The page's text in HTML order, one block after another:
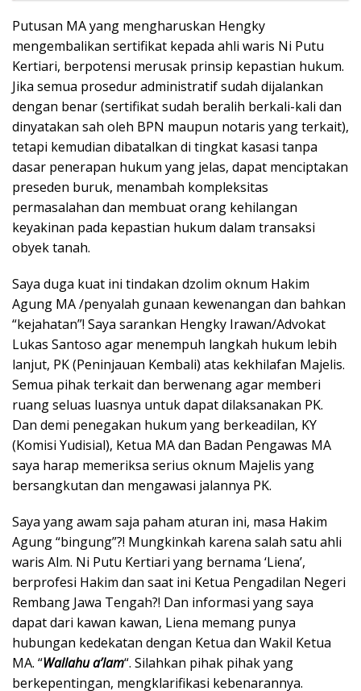
Putusan MA yang mengharuskan Hengky
mengembalikan sertifikat kepada ahli waris Ni Putu
Kertiari, berpotensi merusak prinsip kepastian hukum.
Jika semua prosedur administratif sudah dijalankan
dengan benar (sertifikat sudah beralih berkali-kali dan
dinyatakan sah oleh BPN maupun notaris yang terkait),
tetapi kemudian dibatalkan di tingkat kasasi tanpa
dasar penerapan hukum yang jelas, dapat menciptakan
preseden buruk, menambah kompleksitas
permasalahan dan membuat orang kehilangan
keyakinan pada kepastian hukum dalam transaksi
obyek tanah.
Saya duga kuat ini tindakan dzolim oknum Hakim
Agung MA /penyalah gunaan kewenangan dan bahkan
“kejahatan”! Saya sarankan Hengky Irawan/Advokat
Lukas Santoso agar menempuh langkah hukum lebih
lanjut, PK (Peninjauan Kembali) atas kekhilafan Majelis.
Semua pihak terkait dan berwenang agar memberi
ruang seluas luasnya untuk dapat dilaksanakan PK.
Dan demi penegakan hukum yang berkeadilan, KY
(Komisi Yudisial), Ketua MA dan Badan Pengawas MA
saya harap memeriksa serius oknum Majelis yang
bersangkutan dan mengawasi jalannya PK.
Saya yang awam saja paham aturan ini, masa Hakim
Agung “bingung”?! Mungkinkah karena salah satu ahli
waris Alm. Ni Putu Kertiari yang bernama ‘Liena’,
berprofesi Hakim dan saat ini Ketua Pengadilan Negeri
Rembang Jawa Tengah?! Dan informasi yang saya
dapat dari kawan kawan, Liena memang punya
hubungan kedekatan dengan Ketua dan Wakil Ketua
MA. “Wallahu a’lam“. Silahkan pihak pihak yang
berkepentingan, mengklarifikasi kebenarannya.